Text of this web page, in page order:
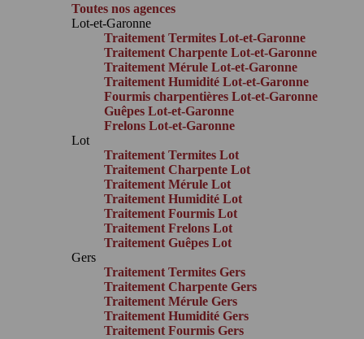
Toutes nos agences
Lot-et-Garonne
Traitement Termites Lot-et-Garonne
Traitement Charpente Lot-et-Garonne
Traitement Mérule Lot-et-Garonne
Traitement Humidité Lot-et-Garonne
Fourmis charpentières Lot-et-Garonne
Guêpes Lot-et-Garonne
Frelons Lot-et-Garonne
Lot
Traitement Termites Lot
Traitement Charpente Lot
Traitement Mérule Lot
Traitement Humidité Lot
Traitement Fourmis Lot
Traitement Frelons Lot
Traitement Guêpes Lot
Gers
Traitement Termites Gers
Traitement Charpente Gers
Traitement Mérule Gers
Traitement Humidité Gers
Traitement Fourmis Gers